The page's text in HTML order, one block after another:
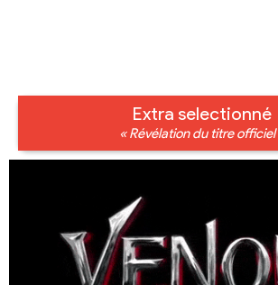
Extra selectionné
« Révélation du titre officiel